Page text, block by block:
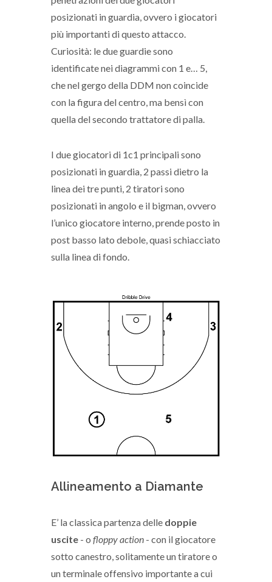
posizionati in guardia, ovvero i giocatori
più importanti di questo attacco.
Curiosità: le due guardie sono
identificate nei diagrammi con 1 e… 5,
che nel gergo della DDM non coincide
con la figura del centro, ma bensì con
quella del secondo trattatore di palla.
I due giocatori di 1c1 principali sono
posizionati in guardia, 2 passi dietro la
linea dei tre punti, 2 tiratori sono
posizionati in angolo e il bigman, ovvero
l’unico giocatore interno, prende posto in
post basso lato debole, quasi schiacciato
sulla linea di fondo.
Allineamento a Diamante
E’ la classica partenza delle doppie
uscite - o floppy action - con il giocatore
sotto canestro, solitamente un tiratore o
un terminale offensivo importante a cui